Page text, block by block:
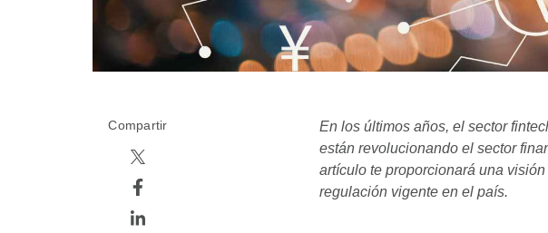
Compartir
En los últimos años, el sector
están revolucionando el sector
artículo te proporcionará una
regulación vigente en el país.